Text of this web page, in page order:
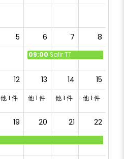
5 6 7 8
09:00 Salir TT
12 13 14 15
他 1 件 他 1 件 他 1 件 他 1 件
19 20 21 22